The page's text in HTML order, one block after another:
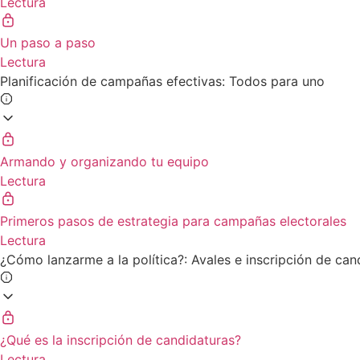
Un paso a paso
Lectura
Planificación de campañas efectivas: Todos para uno
Armando y organizando tu equipo
Lectura
Primeros pasos de estrategia para campañas electorales
Lectura
¿Cómo lanzarme a la política?: Avales e inscripción de
¿Qué es la inscripción de candidaturas?